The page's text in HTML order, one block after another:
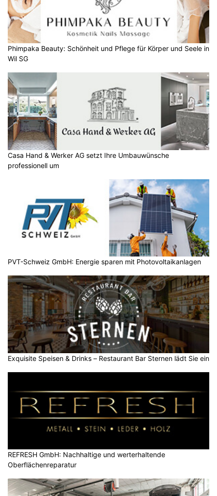
Phimpaka Beauty: Schönheit und Pflege für Körper und Seele in
Wil SG
Casa Hand & Werker AG setzt Ihre Umbauwünsche
professionell um
PVT-Schweiz GmbH: Energie sparen mit Photovoltaikanlagen
Exquisite Speisen & Drinks – Restaurant Bar Sternen lädt Sie ein
REFRESH GmbH: Nachhaltige und werterhaltende
Oberflächenreparatur